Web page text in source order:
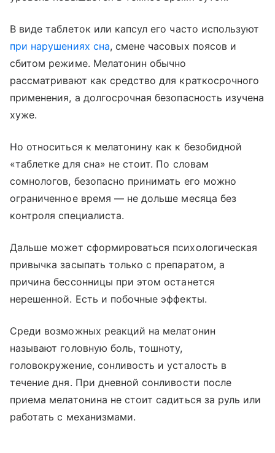
В виде таблеток или капсул его часто используют
при нарушениях сна, смене часовых поясов и
сбитом режиме. Мелатонин обычно
рассматривают как средство для краткосрочного
применения, а долгосрочная безопасность изучена
хуже.
Но относиться к мелатонину как к безобидной
«таблетке для сна» не стоит. По словам
сомнологов, безопасно принимать его можно
ограниченное время — не дольше месяца без
контроля специалиста.
Дальше может сформироваться психологическая
привычка засыпать только с препаратом, а
причина бессонницы при этом останется
нерешенной. Есть и побочные эффекты.
Среди возможных реакций на мелатонин
называют головную боль, тошноту,
головокружение, сонливость и усталость в
течение дня. При дневной сонливости после
приема мелатонина не стоит садиться за руль или
работать с механизмами.